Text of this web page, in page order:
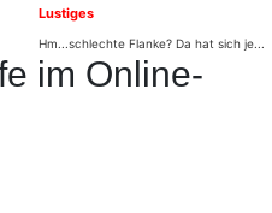
Lustiges
Hm...schlechte Flanke? Da hat sich je...
im Online-